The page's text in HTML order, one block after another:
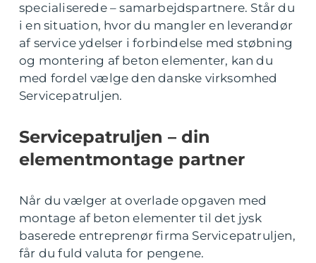
specialiserede – samarbejdspartnere. Står du
i en situation, hvor du mangler en leverandør
af service ydelser i forbindelse med støbning
og montering af beton elementer, kan du
med fordel vælge den danske virksomhed
Servicepatruljen.
Servicepatruljen – din
elementmontage partner
Når du vælger at overlade opgaven med
montage af beton elementer til det jysk
baserede entreprenør firma Servicepatruljen,
får du fuld valuta for pengene.